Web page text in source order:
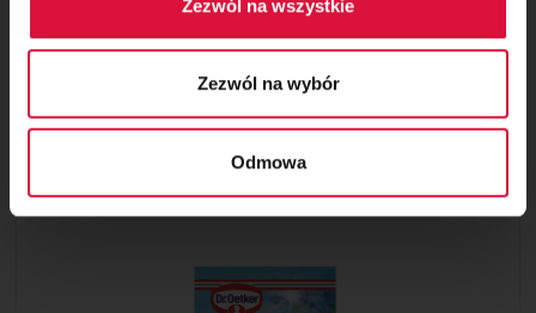
Zezwól na wszystkie
Zezwól na wybór
Odmowa
Żelatyna 20 g
Niezastąpiony dodatek do
przygotowywania ciast i deserów.